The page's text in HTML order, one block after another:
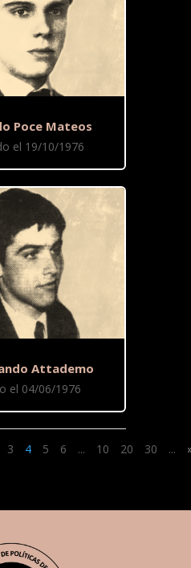
Poce Mateos
el 19/10/1976
Attademo
el 04/06/1976
3 4 5 6 ... 10 20 30 ...